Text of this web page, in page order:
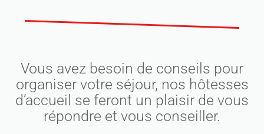
Vous avez besoin de conseils pour
organiser votre séjour, nos hôtesses
d’accueil se feront un plaisir de vous
répondre et vous conseiller.